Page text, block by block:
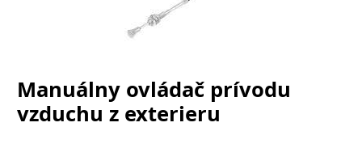
Manuálny ovládač prívodu
vzduchu z exterieru